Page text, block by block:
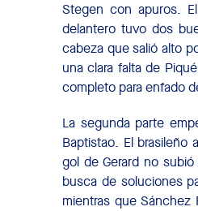
Stegen con apuros.
delantero tuvo dos
cabeza que salió alto
una clara falta de
completo para enfado
La segunda parte
Baptistao. El
gol de Gerard no
busca de soluciones
mientras que Sánchez